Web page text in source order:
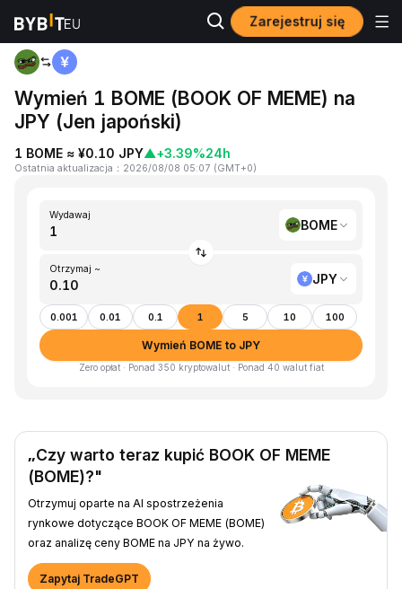
Zarejestruj się
Strona główna
Wymień 1 BOME (BOOK OF MEME) na
JPY (Jen japoński)
1 BOME ≈ ¥0.10 JPY▲+3.39%24h
Ostatnia aktualizacja ： 2026/08/08 05:07 (GMT+0)
Wydawaj
BOME
Otrzymaj ~
JPY
0.001 0.01 0.1 1 5 10 100
Wymień BOME to JPY
Zero opłat · Ponad 350 kryptowalut · Ponad 40 walut fiat
„Czy warto teraz kupić BOOK OF MEME
(BOME)?"
Otrzymuj oparte na AI spostrzeżenia
rynkowe dotyczące BOOK OF MEME (BOME)
oraz analizę ceny BOME na JPY na żywo.
Zapytaj TradeGPT